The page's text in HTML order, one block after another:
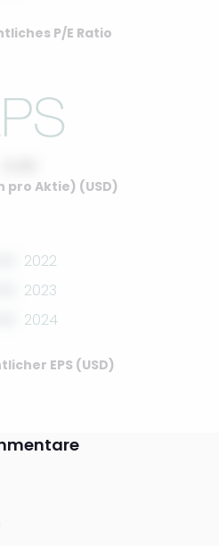
P/E Ratio
pro Aktie) (USD)
2022
2023
2024
EPS (USD)